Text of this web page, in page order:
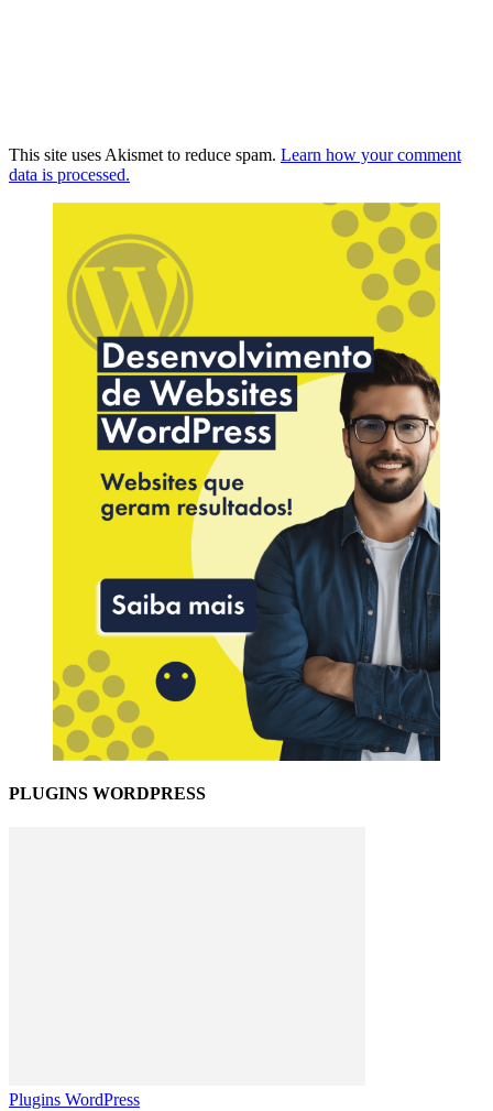
This site uses Akismet to reduce spam. Learn how your comment
data is processed.
PLUGINS WORDPRESS
Plugins WordPress